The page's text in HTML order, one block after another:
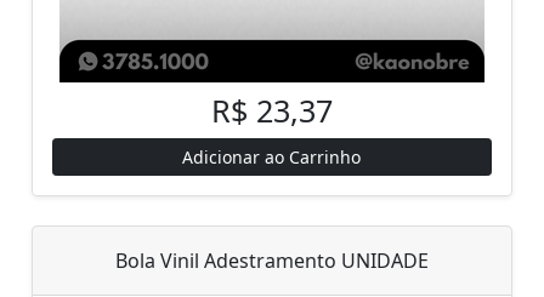
R$ 23,37
Adicionar ao Carrinho
Bola Vinil Adestramento UNIDADE